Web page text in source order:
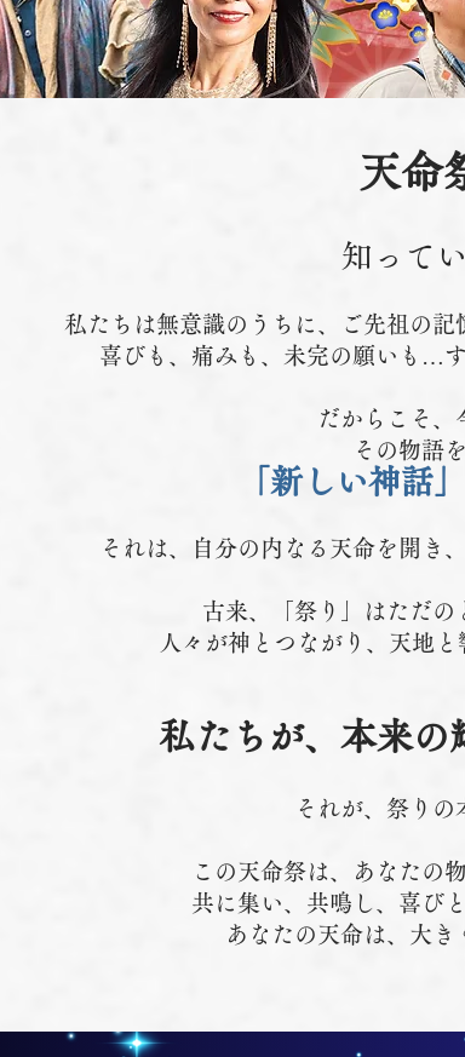
天命
知って
私たちは無意識のうちに、ご先祖の記
喜びも、痛みも、未完の願いも…
だからこそ、
その物語
「新しい神話」
それは、自分の内なる天命を開き
古来、「祭り」はただの
人々が神とつながり、天地と
私たちが、本来
それが、祭りの
この天命祭は、あなたの
共に集い、共鳴し、喜び
あなたの天命は、大き